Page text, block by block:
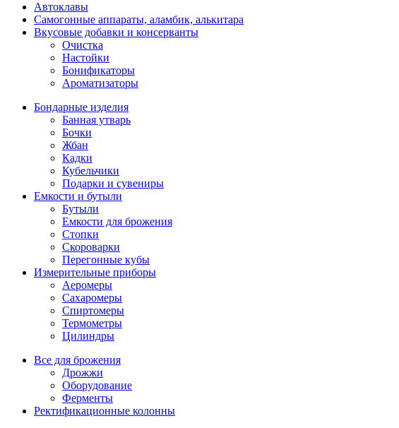
Автоклавы
Самогонные аппараты, аламбик, алькитара
Вкусовые добавки и консерванты
Очистка
Настойки
Бонификаторы
Ароматизаторы
Бондарные изделия
Банная утварь
Бочки
Жбан
Кадки
Кубельчики
Подарки и сувениры
Емкости и бутыли
Бутыли
Емкости для брожения
Стопки
Скороварки
Перегонные кубы
Измерительные приборы
Аеромеры
Сахаромеры
Спиртомеры
Термометры
Цилиндры
Все для брожения
Дрожжи
Оборудование
Ферменты
Ректификационные колонны